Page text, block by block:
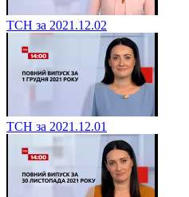
ТСН за 2021.12.02
ТСН за 2021.12.01